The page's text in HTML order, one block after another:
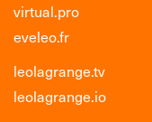
virtual.pro
eveleo.fr
leolagrange.tv
leolagrange.io